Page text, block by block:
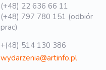
(+48) 22 636 66 11
(+48) 797 780 151 (odbiór
prac)
+(48) 514 130 386
wydarzenia@artinfo.pl